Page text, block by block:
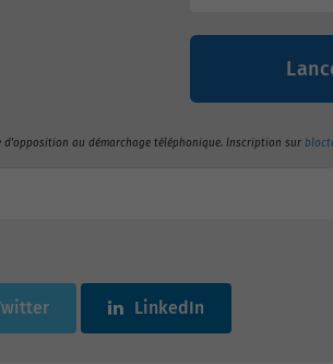
au démarchage téléphonique. Inscription sur
LinkedIn